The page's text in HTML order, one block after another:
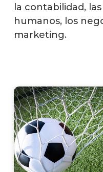
la contabilidad,
humanos, los
marketing.